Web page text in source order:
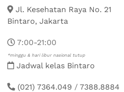
Jl. Kesehatan Raya No. 21
Bintaro, Jakarta
7:00-21:00
*minggu & hari libur nasional tutup
Jadwal kelas Bintaro
(021) 7364.049 / 7388.8884